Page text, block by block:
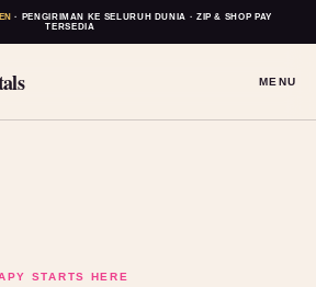
· PENGIRIMAN KE SELURUH DUNIA · ZIP & SHOP PAY
TERSEDIA
MENU
STARTS HERE